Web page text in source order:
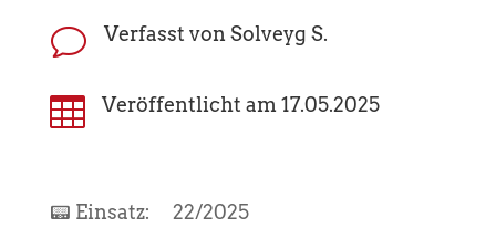
v Verfasst von Solveyg S.
 Veröffentlicht am 17.05.2025
📟 Einsatz: 22/2025